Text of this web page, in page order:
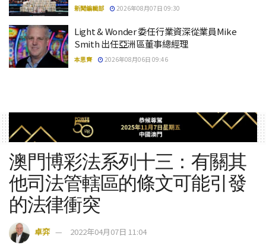
新聞編輯部 2026年08月07日 09:30
Light & Wonder 委任行業資深從業員Mike
Smith 出任亞洲區董事總經理
本思齊 2026年08月06日 09:46
澳門博彩法系列十三：有關其
他司法管轄區的條文可能引發
的法律衝突
卓弈 2022年04月07日 11:04